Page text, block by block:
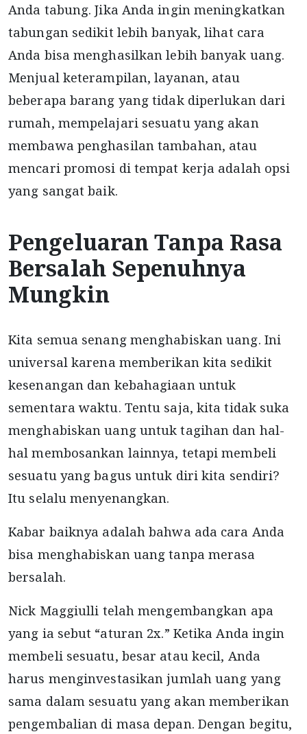
Anda tabung. Jika Anda ingin meningkatkan
tabungan sedikit lebih banyak, lihat cara
Anda bisa menghasilkan lebih banyak uang.
Menjual keterampilan, layanan, atau
beberapa barang yang tidak diperlukan dari
rumah, mempelajari sesuatu yang akan
membawa penghasilan tambahan, atau
mencari promosi di tempat kerja adalah opsi
yang sangat baik.
Pengeluaran Tanpa Rasa
Bersalah Sepenuhnya
Mungkin
Kita semua senang menghabiskan uang. Ini
universal karena memberikan kita sedikit
kesenangan dan kebahagiaan untuk
sementara waktu. Tentu saja, kita tidak suka
menghabiskan uang untuk tagihan dan hal-
hal membosankan lainnya, tetapi membeli
sesuatu yang bagus untuk diri kita sendiri?
Itu selalu menyenangkan.
Kabar baiknya adalah bahwa ada cara Anda
bisa menghabiskan uang tanpa merasa
bersalah.
Nick Maggiulli telah mengembangkan apa
yang ia sebut “aturan 2x.” Ketika Anda ingin
membeli sesuatu, besar atau kecil, Anda
harus menginvestasikan jumlah uang yang
sama dalam sesuatu yang akan memberikan
pengembalian di masa depan. Dengan begitu,